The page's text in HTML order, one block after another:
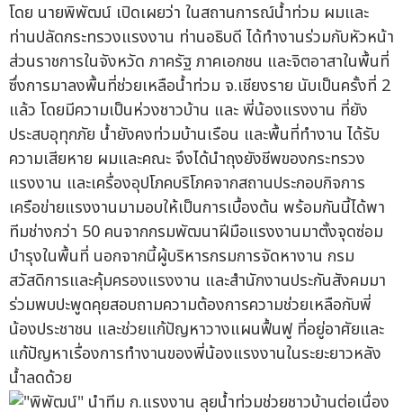
โดย นายพิพัฒน์ เปิดเผยว่า ในสถานการณ์น้ำท่วม ผมและ
ท่านปลัดกระทรวงแรงงาน ท่านอธิบดี ได้ทำงานร่วมกับหัวหน้า
ส่วนราชการในจังหวัด ภาครัฐ ภาคเอกชน และจิตอาสาในพื้นที่
ซึ่งการมาลงพื้นที่ช่วยเหลือน้ำท่วม จ.เชียงราย นับเป็นครั้งที่ 2
แล้ว โดยมีความเป็นห่วงชาวบ้าน และ พี่น้องแรงงาน ที่ยัง
ประสบอุทุกภัย น้ำยังคงท่วมบ้านเรือน และพื้นที่ทำงาน ได้รับ
ความเสียหาย ผมและคณะ จึงได้นำถุงยังชีพของกระทรวง
แรงงาน และเครื่องอุปโภคบริโภคจากสถานประกอบกิจการ
เครือข่ายแรงงานมามอบให้เป็นการเบื้องต้น พร้อมกันนี้ได้พา
ทีมช่างกว่า 50 คนจากกรมพัฒนาฝีมือแรงงานมาตั้งจุดซ่อม
บำรุงในพื้นที่ นอกจากนี้ผู้บริหารกรมการจัดหางาน กรม
สวัสดิการและคุ้มครองแรงงาน และสำนักงานประกันสังคมมา
ร่วมพบปะพูดคุยสอบถามความต้องการความช่วยเหลือกับพี่
น้องประชาชน และช่วยแก้ปัญหาวางแผนฟื้นฟู ที่อยู่อาศัยและ
แก้ปัญหาเรื่องการทำงานของพี่น้องแรงงานในระยะยาวหลัง
น้ำลดด้วย